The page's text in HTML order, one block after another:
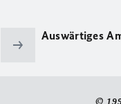
Auswärtiges
©